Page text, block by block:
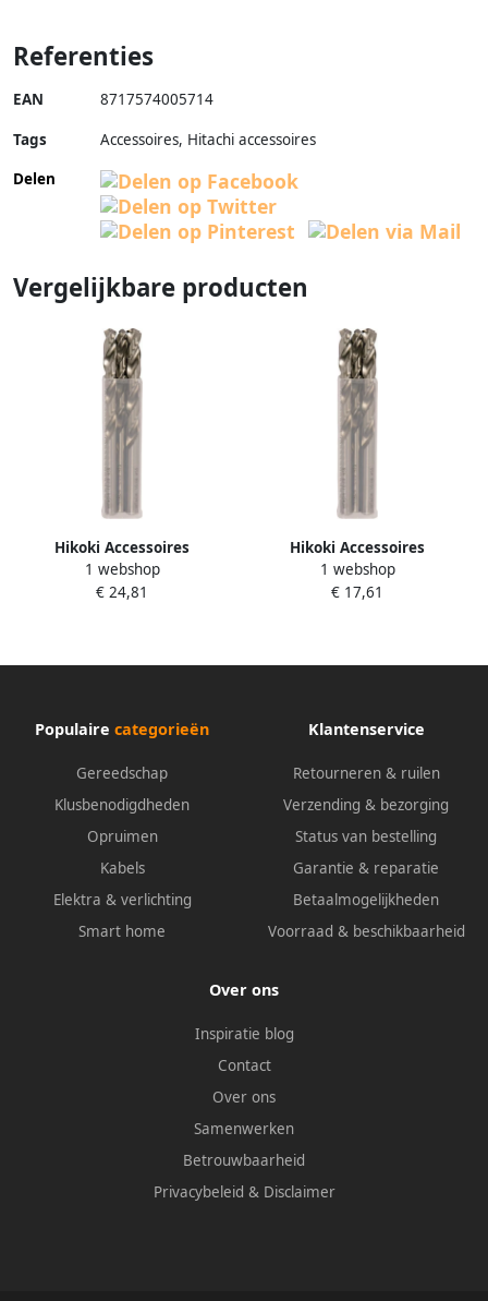
Referenties
EAN 8717574005714
Tags
Accessoires, Hitachi accessoires
Delen
Vergelijkbare producten
Hikoki Accessoires
Spiraalboor Hss-G Din 338 D.
9 5 Mm (5 Stuks) 780363
1 webshop
€ 24,81
Hikoki Accessoires
Spiraalboor Hss-G Din 338 D.
8 7 Mm (5 Stuks) 780353
1 webshop
€ 17,61
Populaire categorieën
Gereedschap
Klusbenodigdheden
Opruimen
Kabels
Elektra & verlichting
Smart home
Klantenservice
Retourneren & ruilen
Verzending & bezorging
Status van bestelling
Garantie & reparatie
Betaalmogelijkheden
Voorraad & beschikbaarheid
Over ons
Inspiratie blog
Contact
Over ons
Samenwerken
Betrouwbaarheid
Privacybeleid & Disclaimer